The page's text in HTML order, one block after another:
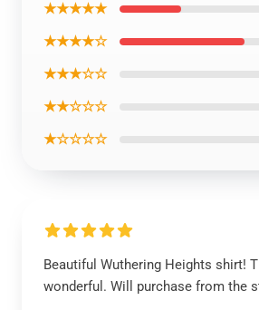
★★★★★
★★★★☆
★★★☆☆
★★☆☆☆
★☆☆☆☆
Beautiful Wuthering Heights shirt!
wonderful. Will purchase from the